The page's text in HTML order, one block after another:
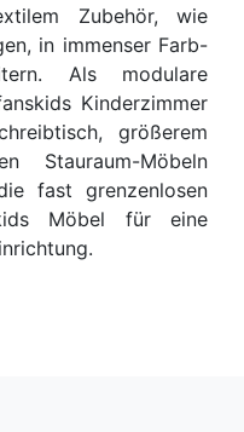
Zubehör, wie
in immenser Farb-
Als modulare
Kinderzimmer
größerem
Stauraum-Möbeln
fast grenzenlosen
Möbel für eine